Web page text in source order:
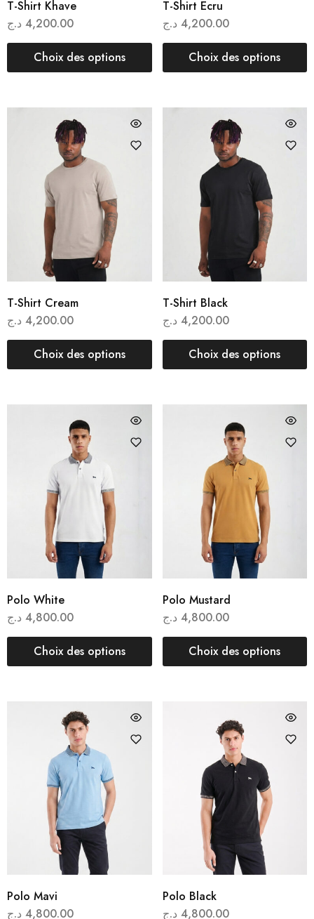
T-Shirt Khave
4,200.00 د.ج
Choix des options
T-Shirt Ecru
4,200.00 د.ج
Choix des options
T-Shirt Cream
4,200.00 د.ج
Choix des options
T-Shirt Black
4,200.00 د.ج
Choix des options
Polo White
4,800.00 د.ج
Choix des options
Polo Mustard
4,800.00 د.ج
Choix des options
Polo Mavi
4,800.00 د.ج
Polo Black
4,800.00 د.ج